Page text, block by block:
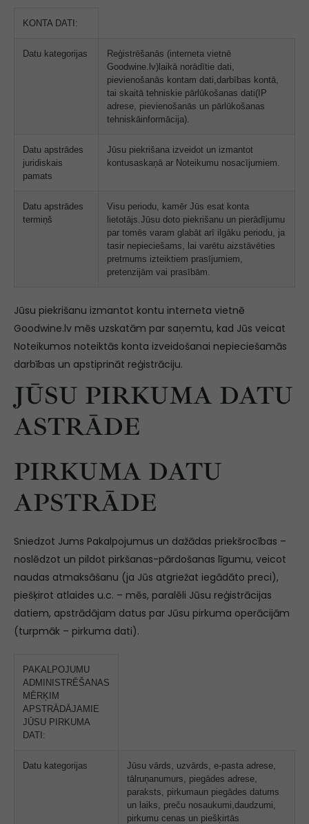
KONTA DATI:
Datu kategorijas
Reģistrēšanās (interneta vietnē
Goodwine.lv)laikā norādītie dati,
pievienošanās kontam dati,darbības kontā,
tai skaitā tehniskie pārlūkošanas dati(IP
adrese, pievienošanās un pārlūkošanas
tehniskāinformācija).
Datu apstrādes
juridiskais
pamats
Jūsu piekrišana izveidot un izmantot
kontusaskaņā ar Noteikumu nosacījumiem.
Datu apstrādes
termiņš
Visu periodu, kamēr Jūs esat konta
lietotājs.Jūsu doto piekrišanu un pierādījumu
par tomēs varam glabāt arī ilgāku periodu, ja
tasir nepieciešams, lai varētu aizstāvēties
pretmums izteiktiem prasījumiem,
pretenzijām vai prasībām.
Jūsu piekrišanu izmantot kontu interneta vietnē
Goodwine.lv mēs uzskatām par saņemtu, kad Jūs veicat
Noteikumos noteiktās konta izveidošanai nepieciešamās
darbības un apstiprināt reģistrāciju.
JŪSU PIRKUMA DATU
ASTRĀDE
PIRKUMA DATU
APSTRĀDE
Sniedzot Jums Pakalpojumus un dažādas priekšrocības –
noslēdzot un pildot pirkšanas-pārdošanas līgumu, veicot
naudas atmaksāšanu (ja Jūs atgriežat iegādāto preci),
piešķirot atlaides u.c. – mēs, paralēli Jūsu reģistrācijas
datiem, apstrādājam datus par Jūsu pirkuma operācijām
(turpmāk – pirkuma dati).
PAKALPOJUMU
ADMINISTRĒŠANAS
MĒRĶIM
APSTRĀDĀJAMIE
JŪSU PIRKUMA
DATI:
Datu kategorijas
Jūsu vārds, uzvārds, e-pasta adrese,
tālruņanumurs, piegādes adrese,
paraksts, pirkumaun piegādes datums
un laiks, preču nosaukumi,daudzumi,
pirkumu cenas un piešķirtās